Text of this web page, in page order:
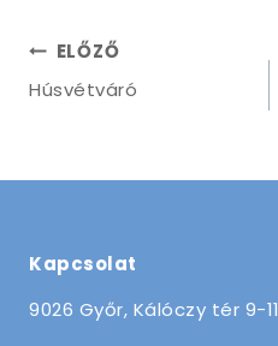
ELŐZŐ
Húsvétváró
Kapcsolat
9026 Győr, Kálóczy tér 9-11